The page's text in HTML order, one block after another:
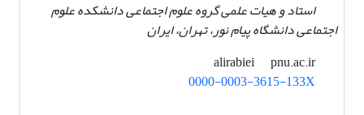
استاد و هیات علمی گروه علوم اجتماعی دانشکده علوم
اجتماعی دانشگاه پیام نور، تهران، ایران ‏
alirabiei
pnu.ac.ir
0000-0003-3615-133X